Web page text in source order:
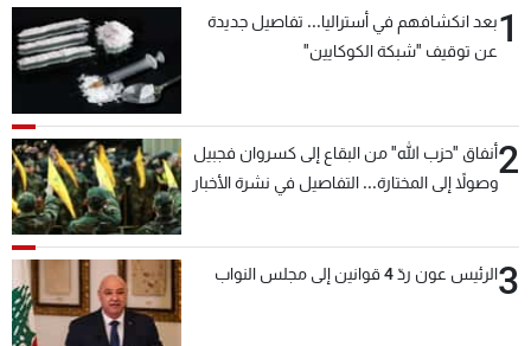
1بعد انكشافهم في أستراليا... تفاصيل جديدة
عن توقيف "شبكة الكوكايين"
2أنفاق "حزب الله" من البقاع إلى كسروان فجبيل
وصولاً إلى المختارة... التفاصيل في نشرة الأخبار
3الرئيس عون ردّ 4 قوانين إلى مجلس النواب